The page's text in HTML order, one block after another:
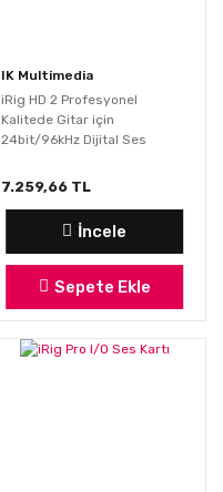
IK Multimedia
iRig HD 2 Profesyonel
Kalitede Gitar için
24bit/96kHz Dijital Ses
7.259,66 TL
İncele
Sepete Ekle